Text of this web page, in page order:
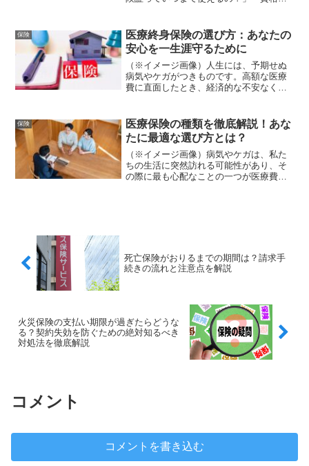
ムーズに受診できるかどうかは、日常生
活に直結する大切な問題です。本記事で
は、保険証の使用期限、そして資格確認
書の有効期間や更新ルールについて、専
門的な情報をもとにわかりやすく整理し
ています。実際に手続きに関わってきた
るよう丁寧に解説します✨「結局どれを
持っていれば安心なの？」という疑問
も、この記事を読み終える頃にはスッキ
リ解決。ぜひ重要な部分は保存しながら
読み進めてください📘
保険
医療終身保険の選び方：あなたの
安心を一生涯守るために
（※イメージ画像）人生には、予期せぬ
病気やケガがつきものです。高額な医療
費に直面したとき、経済的な不安なく治
になるのが「医療終身保険」です。数あ
る保険種類の中でも、医療...
保険
医療保険の種類を徹底解説！あな
たに最適な選び方とは？
（※イメージ画像）病気やケガは、私た
ちの生活に突然訪れる可能性があり、そ
の際に最も心配なことの一つが医療費で
死亡保険がおりるまでの期間は？請求手
続きの流れと注意点を解説
火災保険の支払い期限が過ぎたらどうな
る？契約失効を防ぐための絶対知るべき
対処法を徹底解説
コメント
コメントを書き込む